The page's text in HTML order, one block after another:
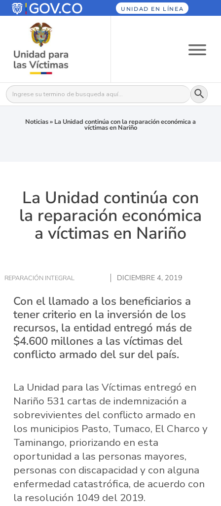
UNIDAD EN LÍNEA
Buscar: Botón
Noticias» La Unidad continúa con la reparación económica a
víctimas en Nariño
La Unidad continúa con
la reparación económica
a víctimas en Nariño
REPARACIÓN INTEGRAL DICIEMBRE 4, 2019
Con el llamado a los beneficiarios a
tener criterio en la inversión de los
recursos, la entidad entregó más de
$4.600 millones a las víctimas del
conflicto armado del sur del país.
La Unidad para las Víctimas entregó en
Nariño 531 cartas de indemnización a
sobrevivientes del conflicto armado en
los municipios Pasto, Tumaco, El Charco y
Taminango, priorizando en esta
oportunidad a las personas mayores,
personas con discapacidad y con alguna
enfermedad catastrófica, de acuerdo con
la resolución 1049 del 2019.